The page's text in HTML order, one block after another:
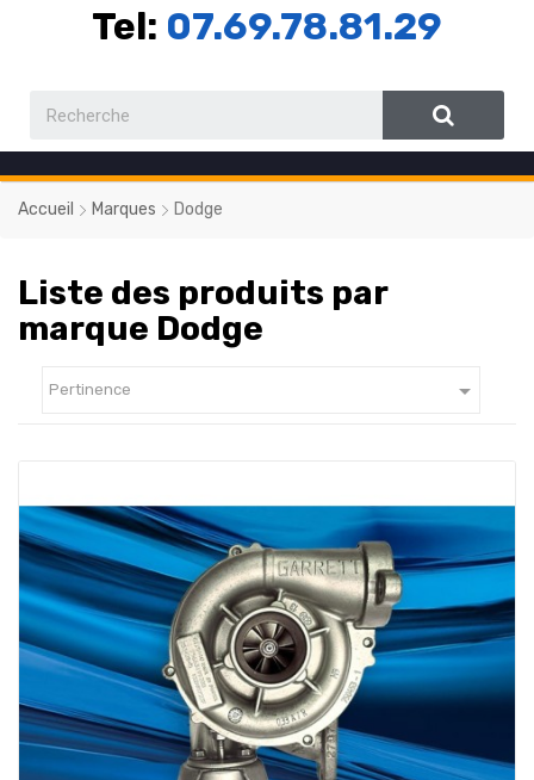
Tel: 07.69.78.81.29
Accueil Marques Dodge
Liste des produits par
marque Dodge
Pertinence 